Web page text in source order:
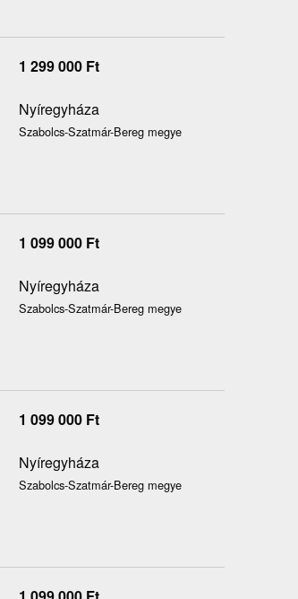
1 299 000 Ft
Nyíregyháza
Szabolcs-Szatmár-Bereg megye
1 099 000 Ft
Nyíregyháza
Szabolcs-Szatmár-Bereg megye
1 099 000 Ft
Nyíregyháza
Szabolcs-Szatmár-Bereg megye